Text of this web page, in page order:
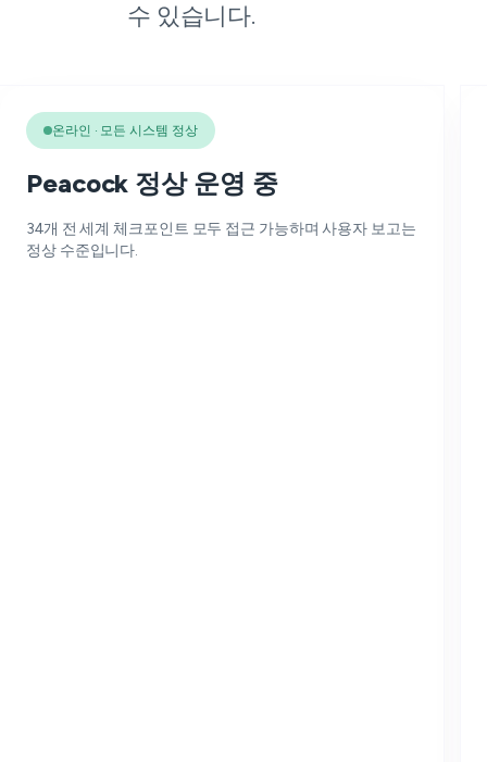
수 있습니다.
온라인 · 모든 시스템 정상
Peacock 정상 운영 중
34개 전 세계 체크포인트 모두 접근 가능하며 사용자 보고는
정상 수준입니다.